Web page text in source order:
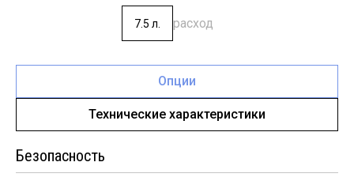
7.5 л. расход
Опции
Технические характеристики
Безопасность